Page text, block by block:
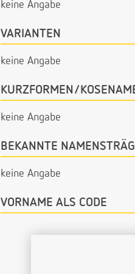
keine Angabe
VARIANTEN
keine Angabe
KURZFORMEN/
keine Angabe
BEKANNTE
keine Angabe
VORNAME ALS CODE